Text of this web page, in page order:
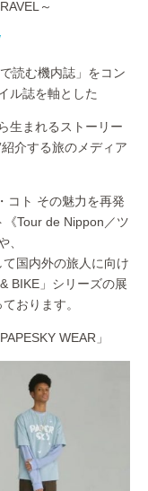
～
読む機内誌」をコン
ル誌を軸とした
生まれるストーリー
介する旅のメディア
コト その魅力を再発
《Tour de Nippon／ツ
、
国内外の旅人に向け
BIKE」シリーズの展
おります。
WEAR」